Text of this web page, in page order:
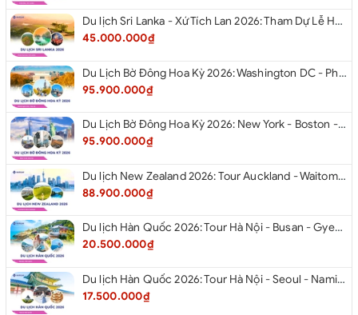
Du lịch Sri Lanka - Xứ Tích Lan 2026: Tham Dự Lễ Hội Rước Xá Lợi Răng Phật
45.000.000₫
Du Lịch Bờ Đông Hoa Kỳ 2026: Washington DC - Philadelphia - New York - Boston - New Hampshire White Mountains - Albany - Niagara Falls - Buffalo - Corning - New York
95.900.000₫
Du Lịch Bờ Đông Hoa Kỳ 2026: New York - Boston - New Hampshire - Artist’s Bluff - Echo Lake Kancamagus Highway - White Mountains - Albany - Buffalo Niagara Falls - Corning - Washington DC
95.900.000₫
Du lịch New Zealand 2026: Tour Auckland - Waitomo - Taupo - Rotorua - Matamata - Hamilton
88.900.000₫
Du lịch Hàn Quốc 2026: Tour Hà Nội - Busan - Gyeongju - Seoul - Đảo Nami - Tàu Điện Ven Biển Haeundae - Cầu Kính Oryukdo - Làng Văn Hóa Huinnyeoul
20.500.000₫
Du lịch Hàn Quốc 2026: Tour Hà Nội - Seoul - Nami - Everland - Painter Show - Thư Viện Sách
17.500.000₫